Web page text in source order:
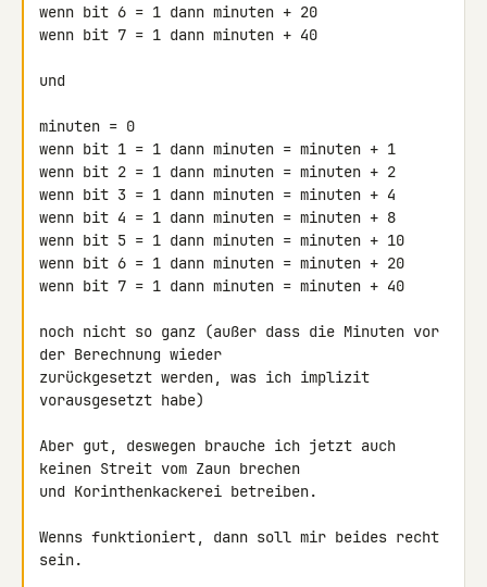
wenn bit 6 = 1 dann minuten + 20
wenn bit 7 = 1 dann minuten + 40
und
minuten = 0
wenn bit 1 = 1 dann minuten = minuten + 1
wenn bit 2 = 1 dann minuten = minuten + 2
wenn bit 3 = 1 dann minuten = minuten + 4
wenn bit 4 = 1 dann minuten = minuten + 8
wenn bit 5 = 1 dann minuten = minuten + 10
wenn bit 6 = 1 dann minuten = minuten + 20
wenn bit 7 = 1 dann minuten = minuten + 40
noch nicht so ganz (außer dass die Minuten vor
der Berechnung wieder
zurückgesetzt werden, was ich implizit
vorausgesetzt habe)
Aber gut, deswegen brauche ich jetzt auch
keinen Streit vom Zaun brechen
und Korinthenkackerei betreiben.
Wenns funktioniert, dann soll mir beides recht
sein.